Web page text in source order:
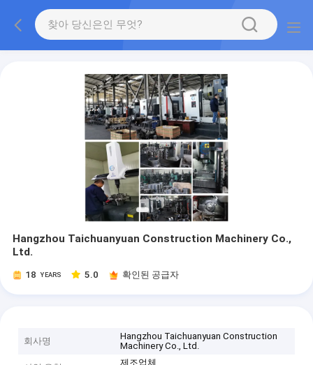
Hangzhou Taichuanyuan Construction Machinery Co.,
Ltd.
18 YEARS 5.0 확인된 공급자
회사명
Hangzhou Taichuanyuan Construction
Machinery Co., Ltd.
제조업체